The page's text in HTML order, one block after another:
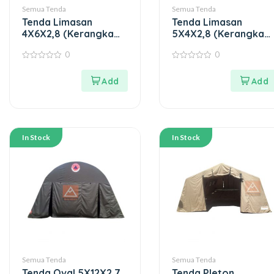
Semua Tenda
Tenda Limasan
4X6X2,8 (Kerangka
0
Semua Tenda
Tenda Limasan
5X4X2,8 (Kerangka
0
In Stock
Semua Tenda
In Stock
Semua Tenda